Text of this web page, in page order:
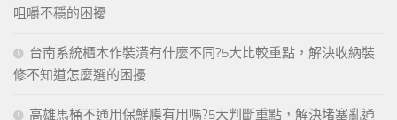
咀嚼不穩的困擾
台南系統櫃木作裝潢有什麼不同?5大比較重點，解決收納裝
修不知道怎麼選的困擾
高雄馬桶不通用保鮮膜有用嗎?5大判斷重點，解決堵塞亂通